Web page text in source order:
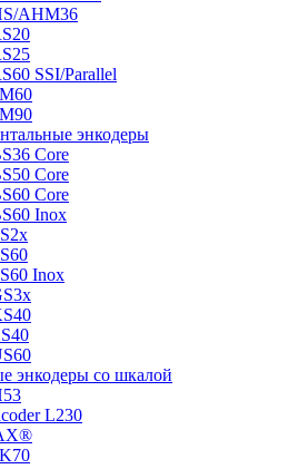
AHM36
SSI/Parallel
энкодеры
Core
Core
Core
Inox
Inox
энкодеры со шкалой
L230